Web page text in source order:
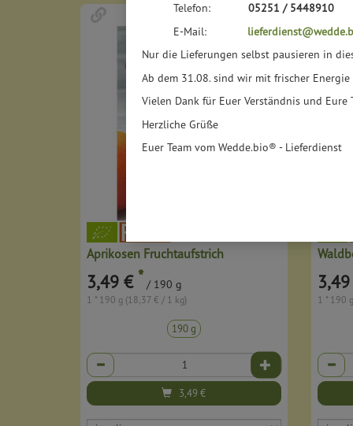
Telefon: 05251 / 5448910
E-Mail:
Nur die Lieferungen selbst pausieren in
Ab dem 31.08. sind wir mit frischer
Vielen Dank für Euer Verständnis und Eure
Herzliche Grüße
Euer Team vom Wedde.bio® - Lieferdienst
Aprikosen Fruchtaufstrich
3,49 € * / 190 g
1 * 190 g (18,37 € / 1 kg)
190 g
Anzahl
3,49€
1 * 190
Anzahl